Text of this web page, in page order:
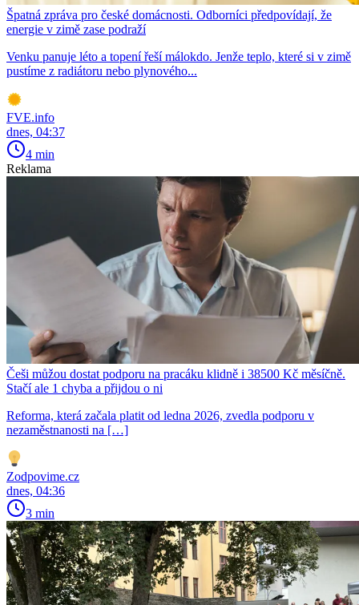
Špatná zpráva pro české domácnosti. Odborníci předpovídají, že
energie v zimě zase podraží
Venku panuje léto a topení řeší málokdo. Jenže teplo, které si v zimě
pustíme z radiátoru nebo plynového...
FVE.info
dnes, 04:37
4 min
Reklama
Češi můžou dostat podporu na pracáku klidně i 38500 Kč měsíčně.
Stačí ale 1 chyba a přijdou o ni
Reforma, která začala platit od ledna 2026, zvedla podporu v
nezaměstnanosti na […]
Zodpovime.cz
dnes, 04:36
3 min